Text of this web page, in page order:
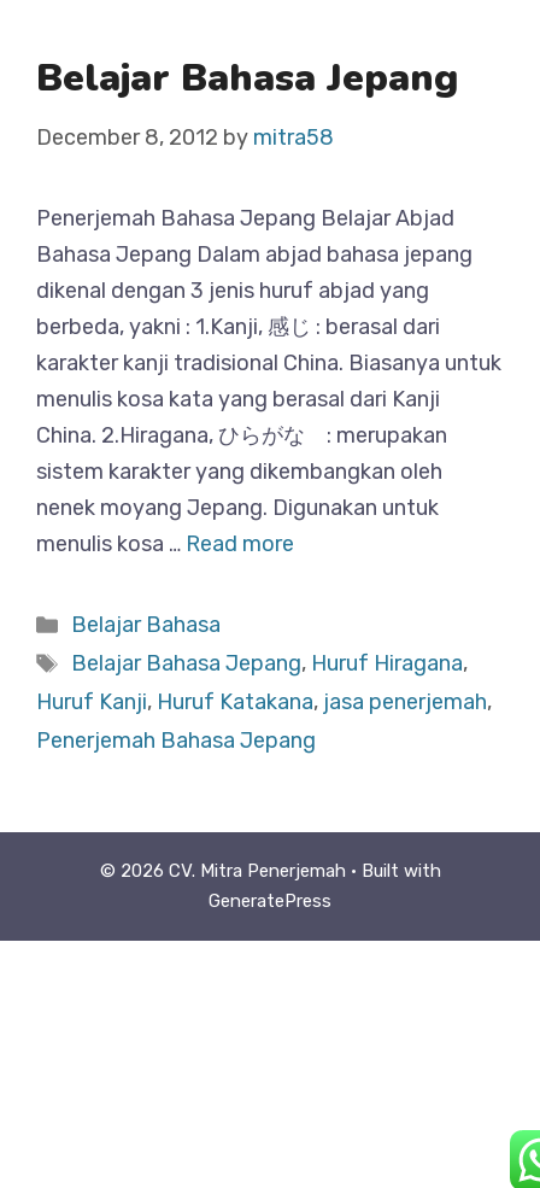
Belajar Bahasa Jepang
December 8, 2012 by mitra58
Penerjemah Bahasa Jepang Belajar Abjad
Bahasa Jepang Dalam abjad bahasa jepang
dikenal dengan 3 jenis huruf abjad yang
berbeda, yakni : 1.Kanji, 感じ : berasal dari
karakter kanji tradisional China. Biasanya untuk
menulis kosa kata yang berasal dari Kanji
China. 2.Hiragana, ひらがな : merupakan
sistem karakter yang dikembangkan oleh
nenek moyang Jepang. Digunakan untuk
menulis kosa … Read more
Categories
Belajar Bahasa
Tags
Belajar Bahasa Jepang, Huruf Hiragana,
Huruf Kanji, Huruf Katakana, jasa penerjemah,
Penerjemah Bahasa Jepang
© 2026 CV. Mitra Penerjemah • Built with
GeneratePress